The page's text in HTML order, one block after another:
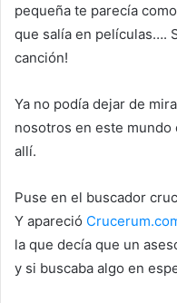
pequeña te parecía
que salía en películas….
canción!
Ya no podía dejar de
nosotros en este
allí.
Puse en el buscador
Y apareció
la que decía que un
y si buscaba algo en